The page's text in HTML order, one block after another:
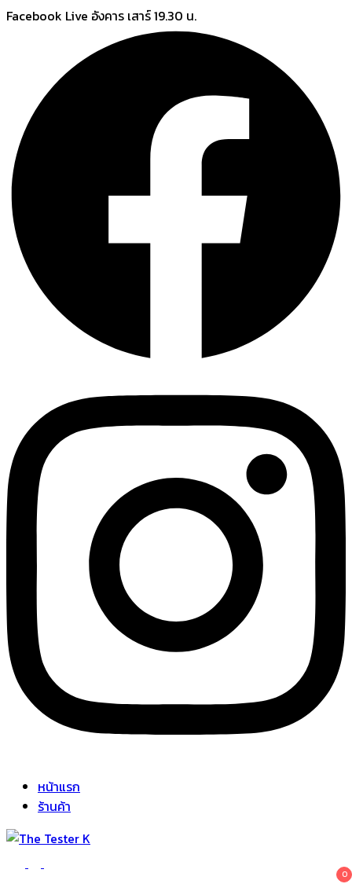
Skip
Facebook Live อังคาร เสาร์ 19.30 น.
หน้าแรก
ร้านค้า
The Tester K
Korean cosmetics 0